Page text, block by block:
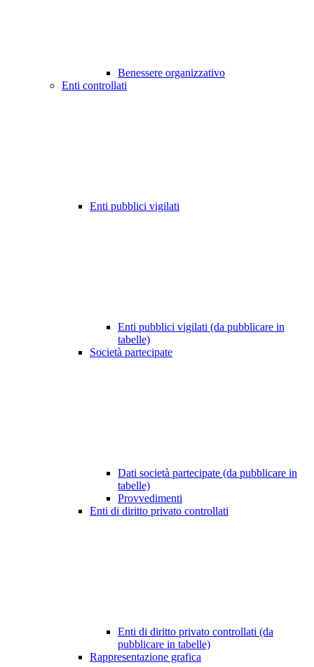
Benessere organizzativo
Enti controllati
Enti pubblici vigilati
Enti pubblici vigilati (da pubblicare in
tabelle)
Società partecipate
Dati società partecipate (da pubblicare in
tabelle)
Provvedimenti
Enti di diritto privato controllati
Enti di diritto privato controllati (da
pubblicare in tabelle)
Rappresentazione grafica